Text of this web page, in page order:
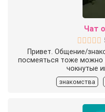
Чат
Привет. Общение/
посмеяться тоже можно
чокнутые
знакомства